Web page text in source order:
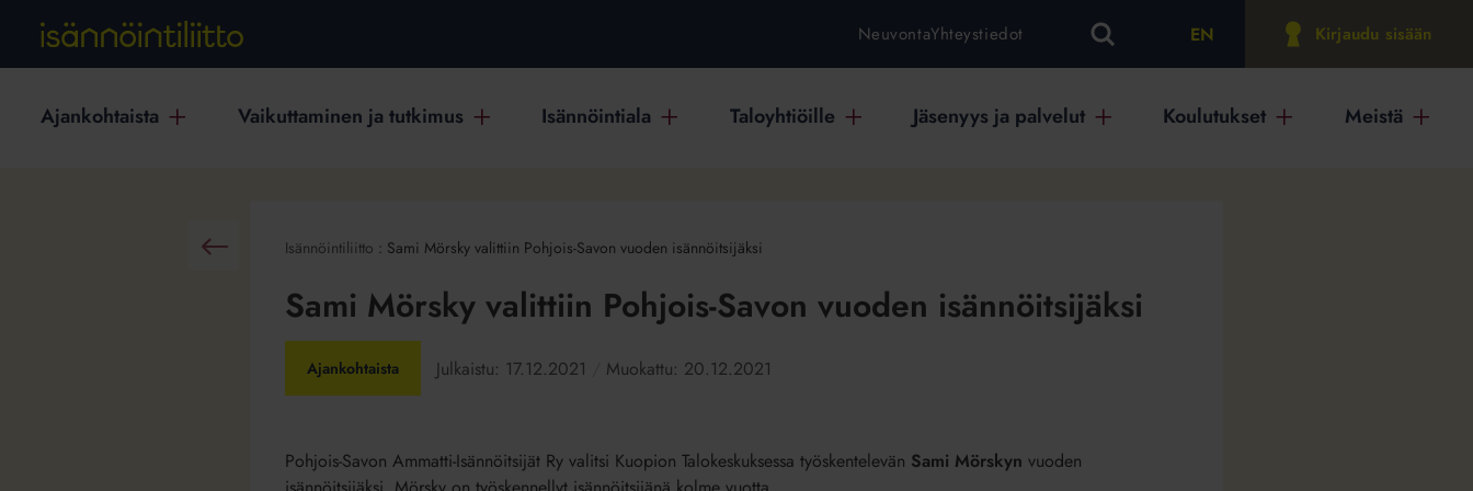
NeuvontaYhteystiedot EN Kirjaudu sisään
Ajankohtaista Vaikuttaminen ja tutkimus Isännöintiala Taloyhtiöille Jäsenyys ja palvelut Koulutukset Meistä
Takaisin Isännöintiliitto : Sami Mörsky valittiin Pohjois-Savon vuoden isännöitsijäksi
Sami Mörsky valittiin Pohjois-Savon vuoden isännöitsijäksi
Ajankohtaista Julkaistu: 17.12.2021 Muokattu: 20.12.2021
Pohjois-Savon Ammatti-Isännöitsijät Ry valitsi Kuopion Talokeskuksessa työskentelevän Sami Mörskyn vuoden